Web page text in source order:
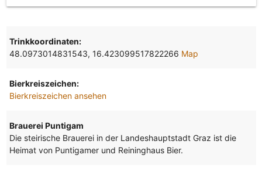
Trinkkoordinaten:
48.0973014831543, 16.423099517822266 Map
Bierkreiszeichen:
Bierkreiszeichen ansehen
Brauerei Puntigam
Die steirische Brauerei in der Landeshauptstadt Graz ist die
Heimat von Puntigamer und Reininghaus Bier.